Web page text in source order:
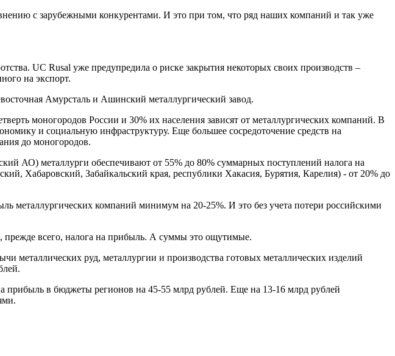
с зарубежными конкурентами. И это при том, что ряд наших компаний и так уже
UC Rusal уже предупредила о риске закрытия некоторых своих производств –
на экспорт.
Амурсталь и Ашинский металлургический завод.
моногородов России и 30% их населения зависят от металлургических компаний. В
и социальную инфраструктуру. Еще большее сосредоточение средств на
до моногородов.
АО) металлурги обеспечивают от 55% до 80% суммарных поступлений налога на
Хабаровский, Забайкальский края, республики Хакасия, Бурятия, Карелия) - от 20% до
металлургических компаний минимум на 20-25%. И это без учета потери российскими
прежде всего, налога на прибыль. А суммы это ощутимые.
руд, металлургии и производства готовых металлических изделий
прибыль в бюджеты регионов на 45-55 млрд рублей. Еще на 13-16 млрд рублей